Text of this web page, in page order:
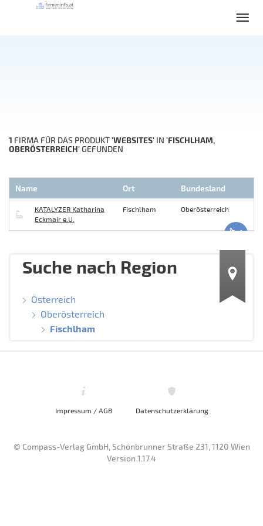
1 FIRMA FÜR DAS PRODUKT'WEBSITES' IN 'FISCHLHAM,
OBERÖSTERREICH'GEFUNDEN
Name Ort Bundesland
KATALYZER Katharina
Eckmair e.U.
Fischlham Oberösterreich
Suche nach Region
Österreich
Oberösterreich
Fischlham
Impressum / AGB Datenschutzerklärung
© Compass-Verlag GmbH, Schönbrunner Straße 231, 1120 Wien
Version 1.17.4